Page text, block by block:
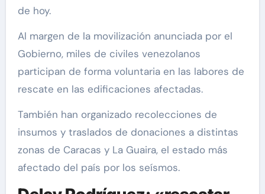
de hoy.
Al margen de la movilización anunciada por el
Gobierno, miles de civiles venezolanos
participan de forma voluntaria en las labores de
rescate en las edificaciones afectadas.
También han organizado recolecciones de
insumos y traslados de donaciones a distintas
zonas de Caracas y La Guaira, el estado más
afectado del país por los seísmos.